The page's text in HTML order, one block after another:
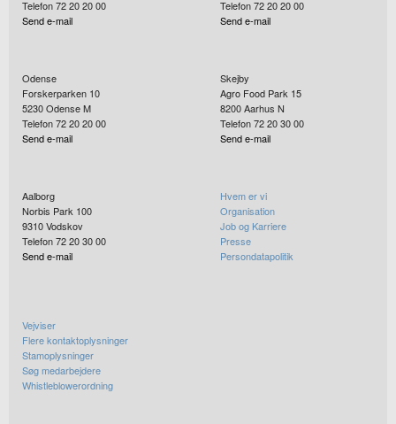
Telefon 72 20 20 00
Send e-mail
Telefon 72 20 20 00
Send e-mail
Odense
Forskerparken 10
5230Odense M
Telefon 72 20 20 00
Send e-mail
Skejby
Agro Food Park 15
8200Aarhus N
Telefon 72 20 30 00
Send e-mail
Aalborg
Norbis Park 100
9310Vodskov
Telefon 72 20 30 00
Send e-mail
Hvem er vi
Organisation
Job og Karriere
Presse
Persondatapolitik
Vejviser
Flere kontaktoplysninger
Stamoplysninger
Søg medarbejdere
Whistleblowerordning